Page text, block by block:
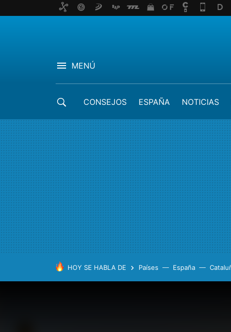
MENÚ
CONSEJOS ESPAÑA NOTICIAS
HOY SE HABLA DE Países España